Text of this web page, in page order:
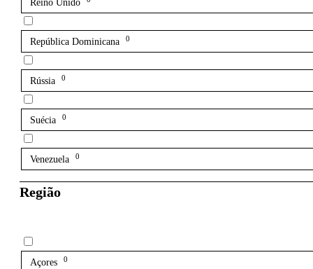
Reino Unido
República Dominicana 0
Rússia 0
Suécia 0
Venezuela 0
Região
Açores 0